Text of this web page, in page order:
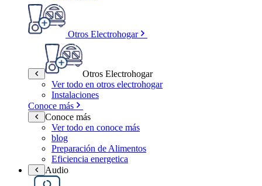
Otros Electrohogar
Otros Electrohogar
Ver todo en otros electrohogar
Instalaciones
Conoce más
Conoce más
Ver todo en conoce más
blog
Preparación de Alimentos
Eficiencia energetica
Audio